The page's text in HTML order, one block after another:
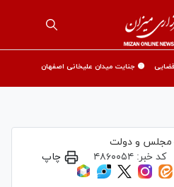
🟡 جنایت میدان علیخانی اصفهان
مجلس و دولت
کد خبر:۴۸۶۰۰۵۴ چاپ